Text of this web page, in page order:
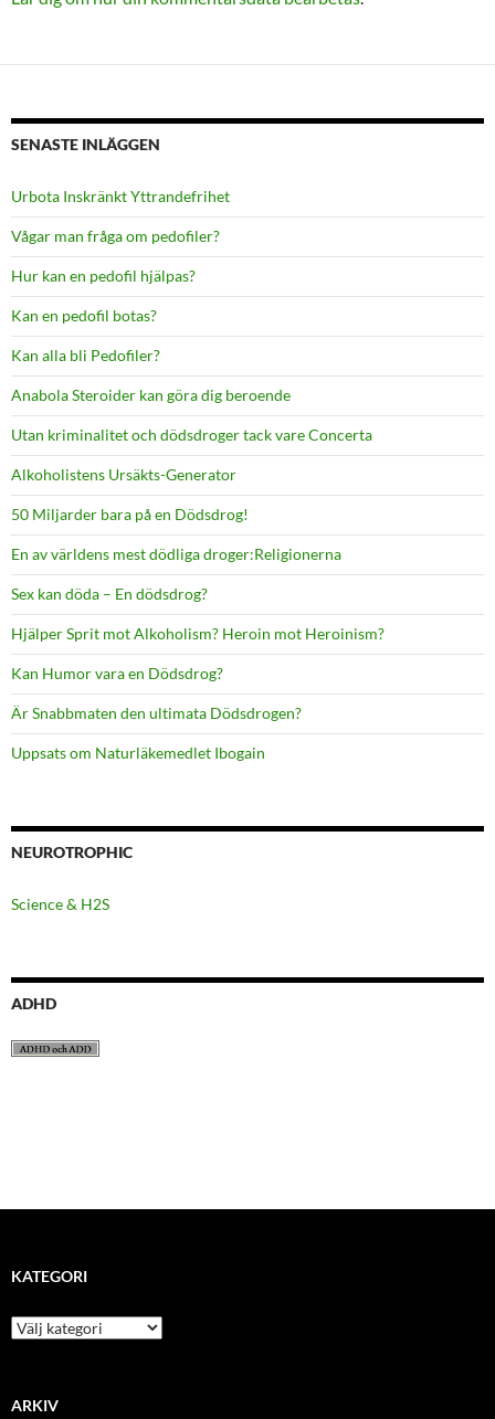
SENASTE INLÄGGEN
Urbota Inskränkt Yttrandefrihet
Vågar man fråga om pedofiler?
Hur kan en pedofil hjälpas?
Kan en pedofil botas?
Kan alla bli Pedofiler?
Anabola Steroider kan göra dig beroende
Utan kriminalitet och dödsdroger tack vare Concerta
Alkoholistens Ursäkts-Generator
50 Miljarder bara på en Dödsdrog!
En av världens mest dödliga droger:Religionerna
Sex kan döda – En dödsdrog?
Hjälper Sprit mot Alkoholism? Heroin mot Heroinism?
Kan Humor vara en Dödsdrog?
Är Snabbmaten den ultimata Dödsdrogen?
Uppsats om Naturläkemedlet Ibogain
NEUROTROPHIC
Science & H2S
ADHD
KATEGORI
kategori
ARKIV